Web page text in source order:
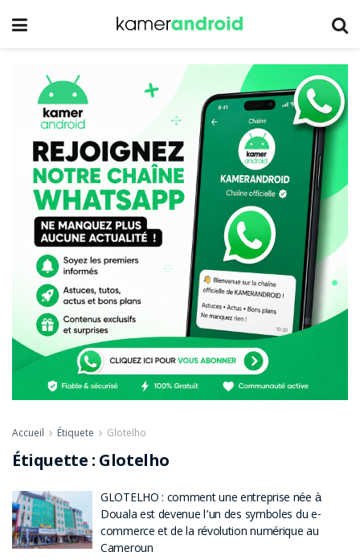
Accueil Étiquete Glotelho
Étiquette : Glotelho
GLOTELHO : comment une entreprise née à
Douala est devenue l’un des symboles du e-
commerce et de la révolution numérique au
Cameroun